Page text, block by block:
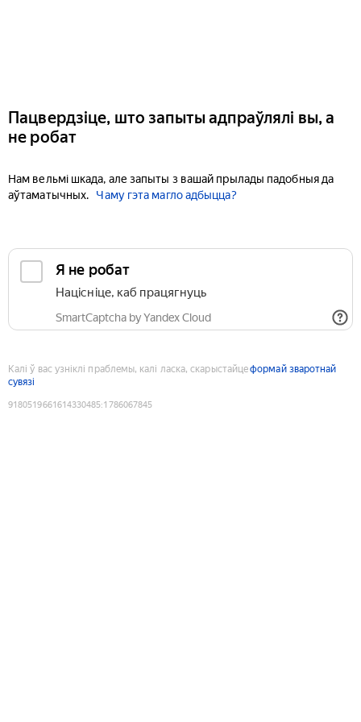
Пацвердзіце, што запыты адпраўлялі вы, а
не робат
Нам вельмі шкада, але запыты з вашай прылады падобныя да
аўтаматычных.
Чаму гэта магло адбыцца?
Я не робат
Націсніце, каб працягнуць
SmartCaptcha by Yandex Cloud
Калі ў вас узніклі праблемы, калі ласка, скарыстайцеформай зваротнай
сувязі
9180519661614330485:1786067845